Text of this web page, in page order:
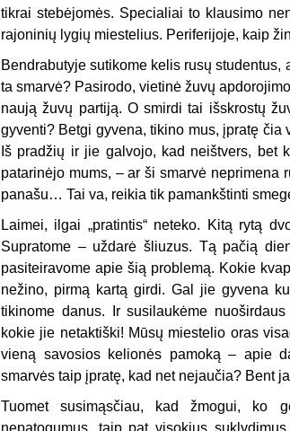
tikrai stebėjomės. Specialiai to klausimo
rajoninių lygių miestelius. Periferijoje, kaip
Bendrabutyje sutikome kelis rusų
ta smarvė? Pasirodo, vietinė žuvų
naują žuvų partiją. O smirdi tai išskrostų
gyventi? Betgi gyvena, tikino mus, įpratę čia
Iš pradžių ir jie galvojo, kad neištvers, bet
patarinėjo mums, – ar ši smarvė neprimena
panašu… Tai va, reikia tik pamankštinti
Laimei, ilgai „pratintis“ neteko. Kitą rytą
Supratome – uždarė šliuzus. Tą pačią
pasiteiravome apie šią problemą. Kokie
nežino, pirmą kartą girdi. Gal jie gyvena
tikinome danus. Ir susilaukėme
kokie jie netaktiški! Mūsų miestelio oras
vieną savosios kelionės pamoką – apie
smarvės taip įpratę, kad net nejaučia? Bent
Tuomet susimąsčiau, kad žmogui, ko
nepatogumus, taip pat visokius